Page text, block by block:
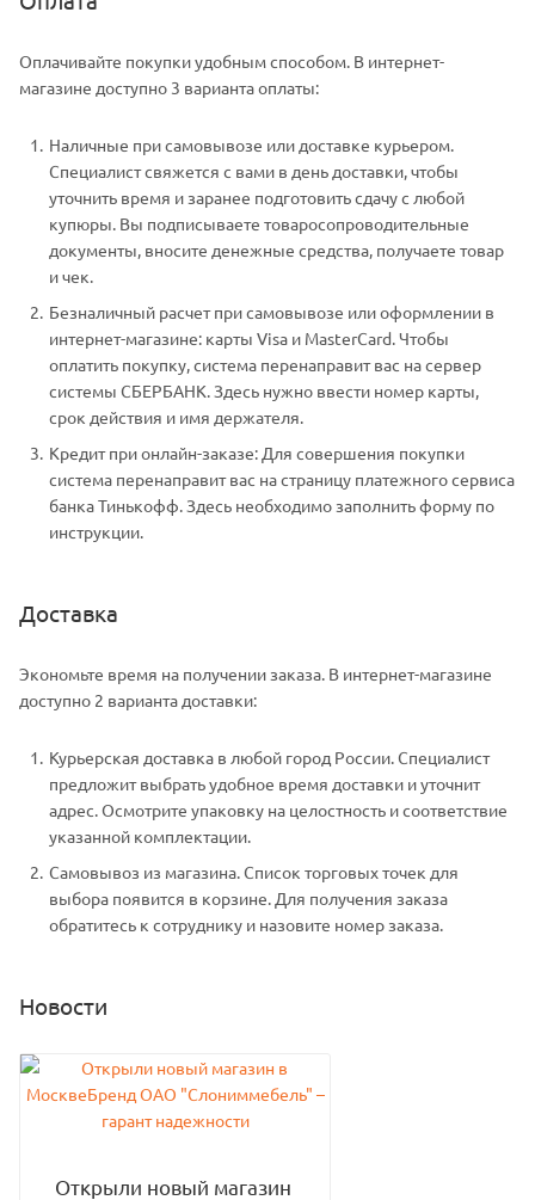
Оплачивайте покупки удобным способом. В интернет-
магазине доступно 3 варианта оплаты:
Наличные при самовывозе или доставке курьером.
Специалист свяжется с вами в день доставки, чтобы
уточнить время и заранее подготовить сдачу с любой
купюры. Вы подписываете товаросопроводительные
документы, вносите денежные средства, получаете товар
и чек.
Безналичный расчет при самовывозе или оформлении в
интернет-магазине: карты Visa и MasterCard. Чтобы
оплатить покупку, система перенаправит вас на сервер
системы СБЕРБАНК. Здесь нужно ввести номер карты,
срок действия и имя держателя.
Кредит при онлайн-заказе: Для совершения покупки
система перенаправит вас на страницу платежного сервиса
банка Тинькофф. Здесь необходимо заполнить форму по
инструкции.
Доставка
Экономьте время на получении заказа. В интернет-магазине
доступно 2 варианта доставки:
Курьерская доставка в любой город России. Специалист
предложит выбрать удобное время доставки и уточнит
адрес. Осмотрите упаковку на целостность и соответствие
указанной комплектации.
Самовывоз из магазина. Список торговых точек для
выбора появится в корзине. Для получения заказа
обратитесь к сотруднику и назовите номер заказа.
Новости
Открыли новый магазин